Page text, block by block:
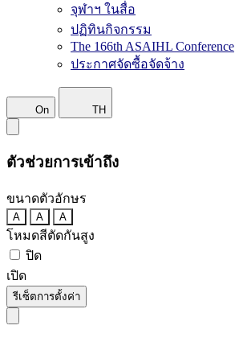
จุฬาฯ ในสื่อ
ปฏิทินกิจกรรม
The 166th ASAIHL Conference
ประกาศจัดซื้อจัดจ้าง
On TH
ตัวช่วยการเข้าถึง
ขนาดตัวอักษร
A A A
โหมดสีตัดกันสูง
ปิด
เปิด
รีเซ็ตการตั้งค่า